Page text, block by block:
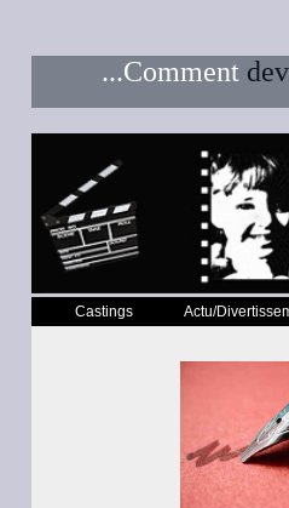
...Comment
Castings Actu/
<-- fin du bloc menu2--